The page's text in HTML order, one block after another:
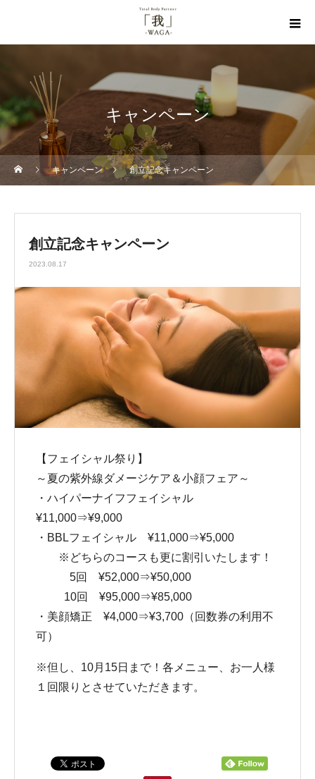
キャンペーン
キャンペーン 創立記念キャンペーン
創立記念キャンペーン
2023.08.17
【フェイシャル祭り】
～夏の紫外線ダメージケア＆小顔フェア～
・ハイパーナイフフェイシャル
¥11,000⇒¥9,000
・BBLフェイシャル ¥11,000⇒¥5,000
※どちらのコースも更に割引いたします！
5回 ¥52,000⇒¥50,000
10回 ¥95,000⇒¥85,000
・美顔矯正 ¥4,000⇒¥3,700（回数券の利用不
可）
※但し、10月15日まで！各メニュー、お一人様
１回限りとさせていただきます。